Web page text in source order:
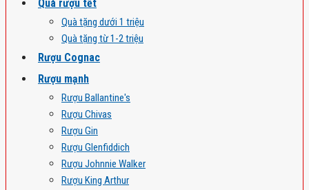
Quà rượu tết
Quà tặng dưới 1 triệu
Quà tặng từ 1-2 triệu
Rượu Cognac
Rượu mạnh
Rượu Ballantine's
Rượu Chivas
Rượu Gin
Rượu Glenfiddich
Rượu Johnnie Walker
Rượu King Arthur